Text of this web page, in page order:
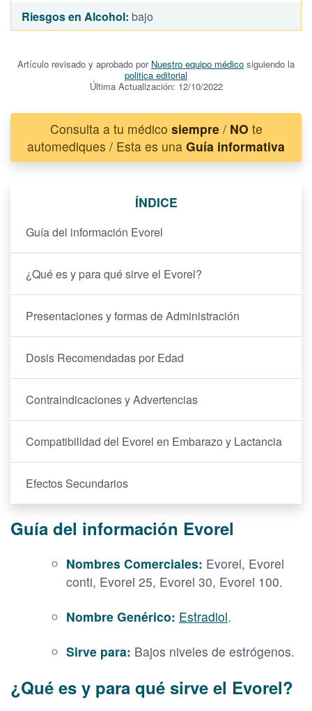
Riesgos en Alcohol: bajo
Artículo revisado y aprobado por Nuestro equipo médico siguiendo la
politica editorial
Última Actualización: 12/10/2022
Consulta a tu médico siempre/ NO te
automediques / Esta es una Guía informativa
ÍNDICE
Guía del información Evorel
¿Qué es y para qué sirve el Evorel?
Presentaciones y formas de Administración
Dosis Recomendadas por Edad
Contraindicaciones y Advertencias
Compatibilidad del Evorel en Embarazo y Lactancia
Efectos Secundarios
Guía del información Evorel
Nombres Comerciales: Evorel, Evorel
conti, Evorel 25, Evorel 30, Evorel 100.
Nombre Genérico: Estradiol.
Sirve para: Bajos niveles de estrógenos.
¿Qué es y para qué sirve el Evorel?